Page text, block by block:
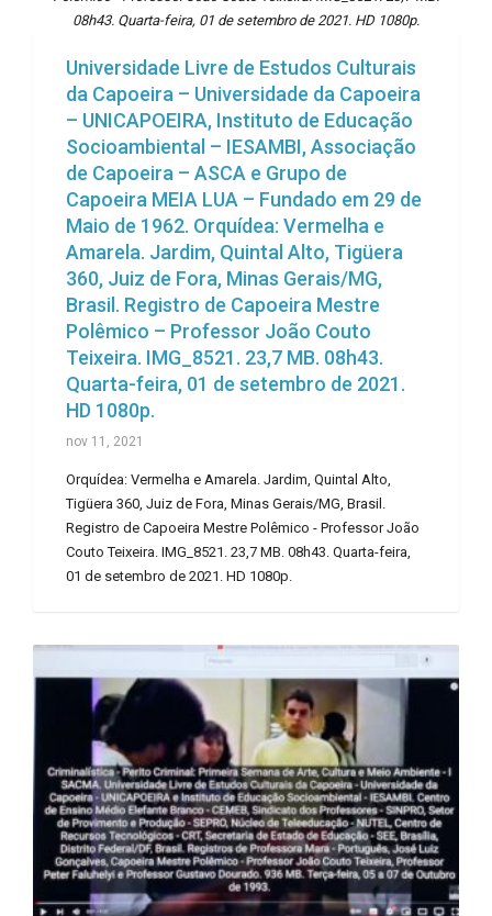
08h43. Quarta-feira, 01 de setembro de 2021. HD 1080p.
Universidade Livre de Estudos Culturais
da Capoeira – Universidade da Capoeira
– UNICAPOEIRA, Instituto de Educação
Socioambiental – IESAMBI, Associação
de Capoeira – ASCA e Grupo de
Capoeira MEIA LUA – Fundado em 29 de
Maio de 1962. Orquídea: Vermelha e
Amarela. Jardim, Quintal Alto, Tigüera
360, Juiz de Fora, Minas Gerais/MG,
Brasil. Registro de Capoeira Mestre
Polêmico – Professor João Couto
Teixeira. IMG_8521. 23,7 MB. 08h43.
Quarta-feira, 01 de setembro de 2021.
HD 1080p.
nov 11, 2021
Orquídea: Vermelha e Amarela. Jardim, Quintal Alto,
Tigüera 360, Juiz de Fora, Minas Gerais/MG, Brasil.
Registro de Capoeira Mestre Polêmico - Professor João
Couto Teixeira. IMG_8521. 23,7 MB. 08h43. Quarta-feira,
01 de setembro de 2021. HD 1080p.